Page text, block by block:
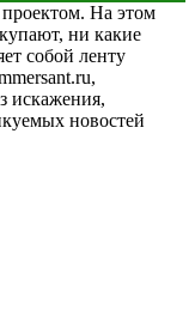
На этом
ни какие
собой ленту
искажения,
новостей